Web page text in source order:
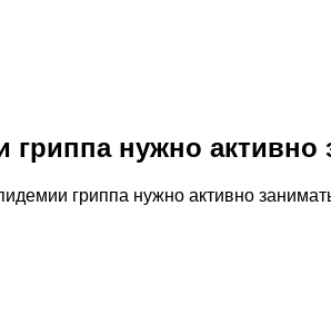
нужно активно
гриппа нужно активно